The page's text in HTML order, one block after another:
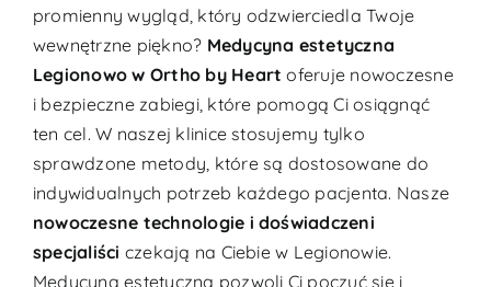
promienny wygląd, który odzwierciedla Twoje
wewnętrzne piękno? Medycyna estetyczna
Legionowo w Ortho by Heartoferuje nowoczesne
i bezpieczne zabiegi, które pomogą Ci osiągnąć
ten cel. W naszej klinice stosujemy tylko
sprawdzone metody, które są dostosowane do
indywidualnych potrzeb każdego pacjenta. Nasze
nowoczesne technologie i doświadczeni
specjaliści czekają na Ciebie w Legionowie.
Medycyna estetyczna pozwoli Ci poczuć się i